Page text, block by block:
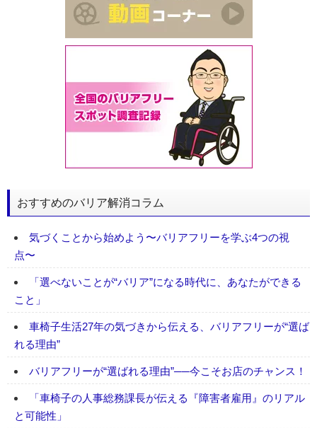
おすすめのバリア解消コラム
気づくことから始めよう〜バリアフリーを学ぶ4つの視
点〜
「選べないことが“バリア”になる時代に、あなたができる
こと」
車椅子生活27年の気づきから伝える、バリアフリーが“選ば
れる理由”
バリアフリーが“選ばれる理由”──今こそお店のチャンス！
「車椅子の人事総務課長が伝える『障害者雇用』のリアル
と可能性」